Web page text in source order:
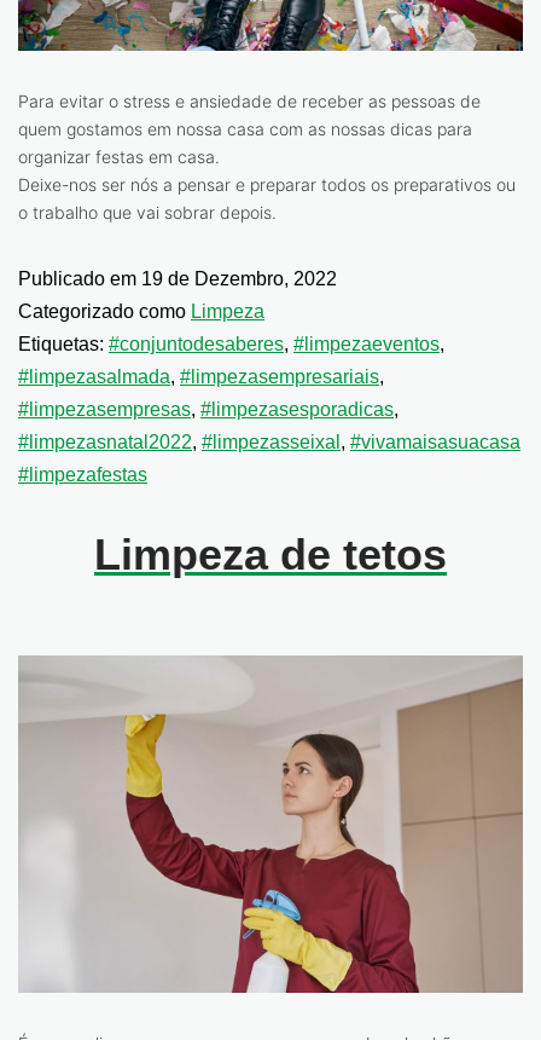
Para evitar o stress e ansiedade de receber as pessoas de
quem gostamos em nossa casa com as nossas dicas para
organizar festas em casa.
Deixe-nos ser nós a pensar e preparar todos os preparativos ou
o trabalho que vai sobrar depois.
Publicado em 19 de Dezembro, 2022
Categorizado como Limpeza
Etiquetas: #conjuntodesaberes, #limpezaeventos,
#limpezasalmada, #limpezasempresariais,
#limpezasempresas, #limpezasesporadicas,
#limpezasnatal2022, #limpezasseixal , #vivamaisasuacasa
#limpezafestas
Limpeza de tetos